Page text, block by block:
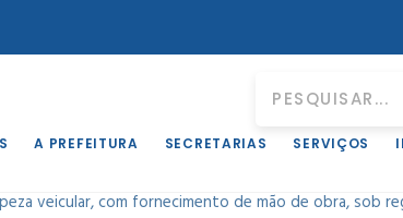
A PREFEITURA SECRETARIAS SERVIÇOS
de empresa especializada para a prestação
veicular, com fornecimento de mão de obra, sob